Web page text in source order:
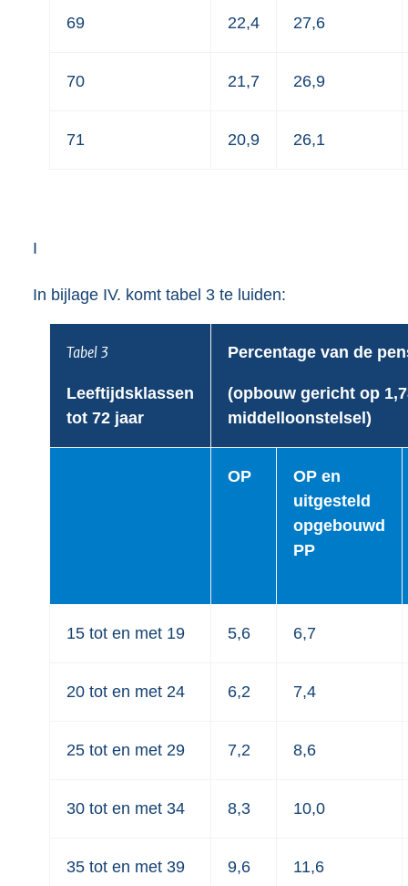
69 22,4 27,6
70 21,7 26,9
71 20,9 26,1
I
In bijlage IV. komt tabel 3 te luiden:
Tabel 3
Leeftijdsklassen
tot 72 jaar
Percentage van de
(opbouw gericht op
middelloonstelsel)
OP
OP en
uitgesteld
opgebouwd
PP
15 tot en met 19 5,6 6,7
20 tot en met 24 6,2 7,4
25 tot en met 29 7,2 8,6
30 tot en met 34 8,3 10,0
35 tot en met 39 9,6 11,6